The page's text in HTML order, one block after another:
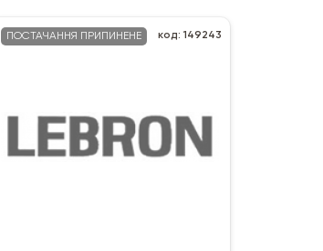
ПОСТАЧАННЯ ПРИПИНЕНЕ код: 149243